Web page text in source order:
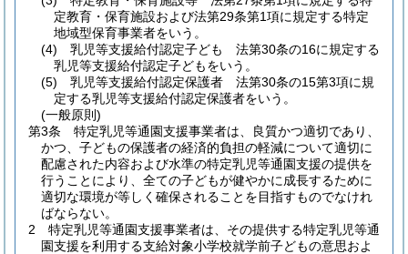
定教育・保育施設および法第29条第1項に規定する特定
地域型保育事業者をいう。
(4)
乳児等支援給付認定子ども 法第30条の16に規定する
乳児等支援給付認定子どもをいう。
(5)
乳児等支援給付認定保護者 法第30条の15第3項に規
定する乳児等支援給付認定保護者をいう。
(一般原則)
第3条
特定乳児等通園支援事業者は、良質かつ適切であり、
かつ、子どもの保護者の経済的負担の軽減について適切に
配慮された内容および水準の特定乳児等通園支援の提供を
行うことにより、全ての子どもが健やかに成長するために
適切な環境が等しく確保されることを目指すものでなけれ
ばならない。
2
特定乳児等通園支援事業者は、その提供する特定乳児等通
園支援を利用する支給対象小学校就学前子どもの意思およ